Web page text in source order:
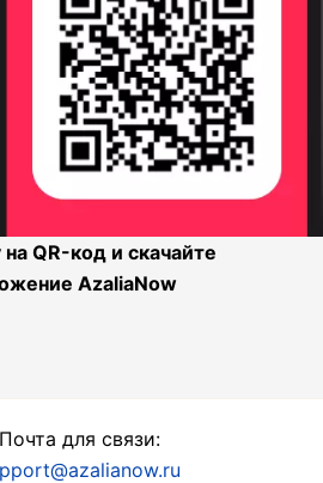
QR-код и скачайте
AzaliaNow
Почта для связи: